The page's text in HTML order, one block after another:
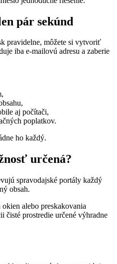
pár sekúnd
pravidelne, môžete si vytvoriť
iba e-mailovú adresu a zaberie
aj počítači,
poplatkov.
ho každý.
určená?
spravodajské portály každý
obsah.
alebo preskakovania
čisté prostredie určené výhradne